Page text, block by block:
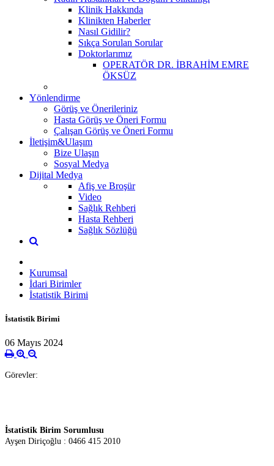
Klinik Hakkında
Klinikten Haberler
Nasıl Gidilir?
Sıkça Sorulan Sorular
Doktorlarımız
OPERATÖR DR. İBRAHİM EMRE
ÖKSÜZ
Yönlendirme
Görüş ve Önerileriniz
Hasta Görüş ve Öneri Formu
Çalışan Görüş ve Öneri Formu
İletişim&Ulaşım
Bize Ulaşın
Sosyal Medya
Dijital Medya
Afiş ve Broşür
Video
Sağlık Rehberi
Hasta Rehberi
Sağlık Sözlüğü
Kurumsal
İdari Birimler
İstatistik Birimi
İstatistik Birimi
06 Mayıs 2024
Görevler:
İstatistik Birim Sorumlusu
Ayşen Diriçoğlu : 0466 415 2010